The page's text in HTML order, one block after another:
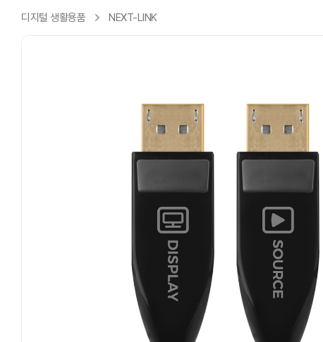
디지털 생활용품 NEXT-LINK